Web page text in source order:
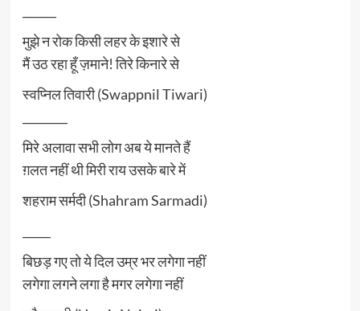
मुझे न रोक किसी लहर के इशारे से
मैं उठ रहा हूँ ज़माने! तिरे किनारे से
स्वप्निल तिवारी (Swappnil Tiwari)
मिरे अलावा सभी लोग अब ये मानते हैं
ग़लत नहीं थी मिरी राय उसके बारे में
शहराम सर्मदी (Shahram Sarmadi)
बिछड़ गए तो ये दिल उम्र भर लगेगा नहीं
लगेगा लगने लगा है मगर लगेगा नहीं